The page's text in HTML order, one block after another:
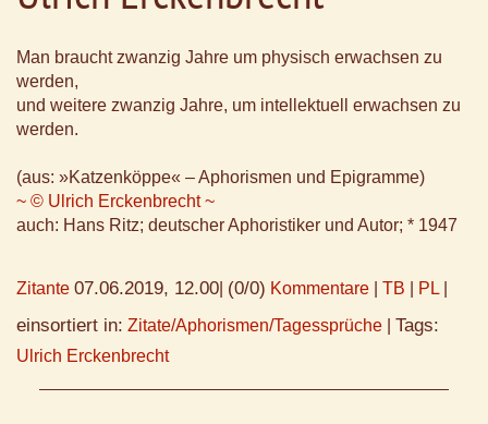
Man braucht zwanzig Jahre um physisch erwachsen zu
werden,
und weitere zwanzig Jahre, um intellektuell erwachsen zu
werden.
(aus: »Katzenköppe« – Aphorismen und Epigramme)
~ © Ulrich Erckenbrecht ~
auch: Hans Ritz; deutscher Aphoristiker und Autor; * 1947
Zitante 07.06.2019, 12.00 (0/0) Kommentare TB PL
einsortiert in: Zitate/Aphorismen/Tagessprüche Tags:
Ulrich Erckenbrecht